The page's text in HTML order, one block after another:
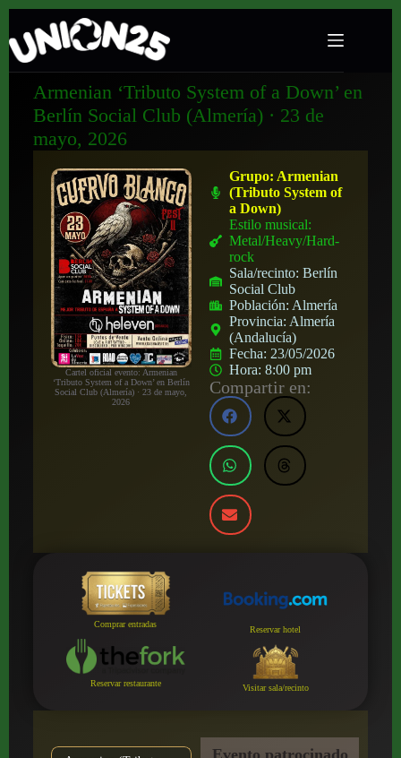
Armenian ‘Tributo System of a Down’ en
Berlín Social Club (Almería) · 23 de
mayo, 2026
Cartel oficial evento: Armenian
‘Tributo System of a Down’ en Berlín
Social Club (Almería) · 23 de mayo,
2026
Grupo: Armenian
(Tributo System of
a Down)
Estilo musical:
Metal/Heavy/Hard-
rock
Sala/recinto:Berlín
Social Club
Población: Almería
Provincia: Almería
(Andalucía)
Fecha: 23/05/2026
Hora:8:00 pm
Compartir en:
Comprar entradas
Reservar hotel
Reservar restaurante Visitar sala/recinto
Evento patrocinado